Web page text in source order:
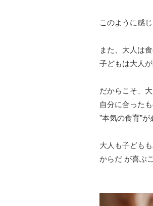
このように感
また、大人は
子どもは大人
だからこそ、
自分に合った
”本気の食育”が
大人も子ども
からだ が喜ぶ